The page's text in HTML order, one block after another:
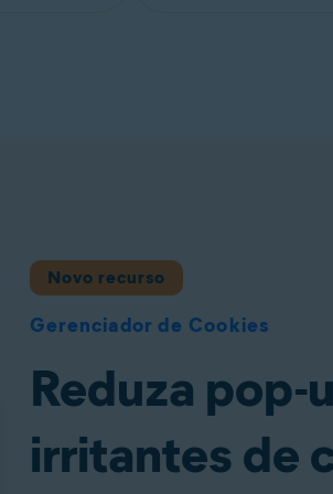
Novo recurso
Gerenciador de Cookies
Reduza pop-
irritantes de